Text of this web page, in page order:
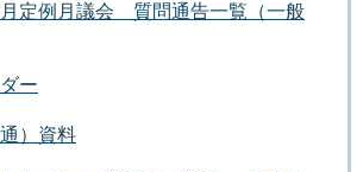
定例月議会 質問通告一覧（一般
ー
）資料